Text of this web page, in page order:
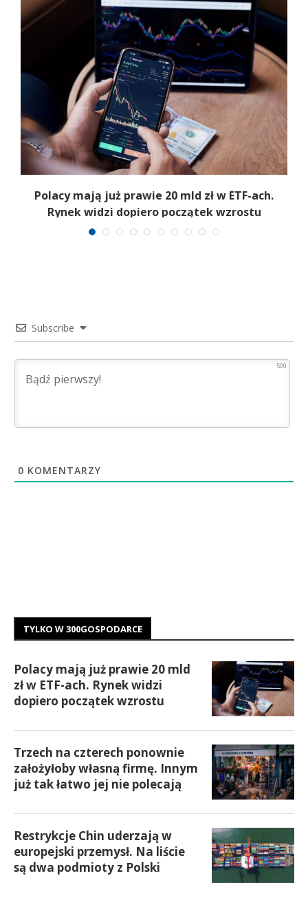
Polacy mają już prawie 20 mld zł w ETF-ach.
Rynek widzi dopiero początek wzrostu
Subscribe
500
0 KOMENTARZY
TYLKO W 300GOSPODARCE
Polacy mają już prawie 20 mld
zł w ETF-ach. Rynek widzi
dopiero początek wzrostu
Trzech na czterech ponownie
założyłoby własną firmę. Innym
już tak łatwo jej nie polecają
Restrykcje Chin uderzają w
europejski przemysł. Na liście
są dwa podmioty z Polski